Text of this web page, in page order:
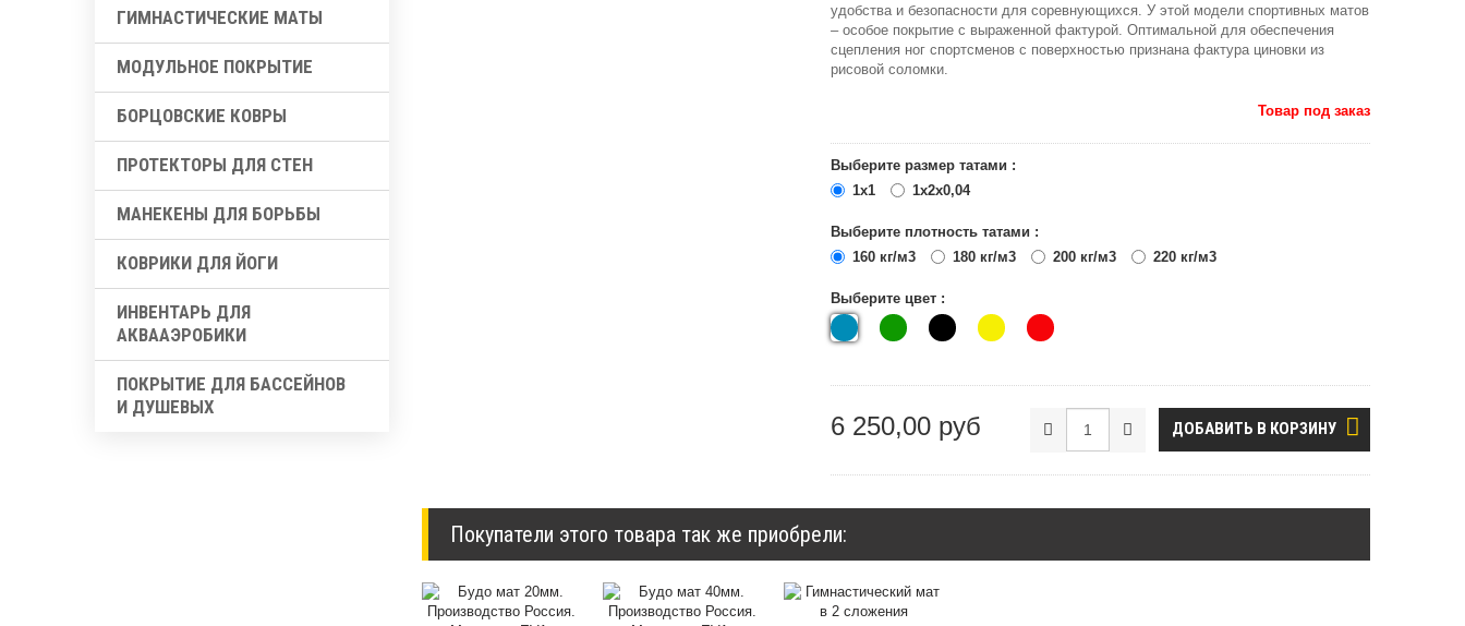
ГИМНАСТИЧЕСКИЕ МАТЫ
МОДУЛЬНОЕ ПОКРЫТИЕ
БОРЦОВСКИЕ КОВРЫ
ПРОТЕКТОРЫ ДЛЯ СТЕН
МАНЕКЕНЫ ДЛЯ БОРЬБЫ
КОВРИКИ ДЛЯ ЙОГИ
ИНВЕНТАРЬ ДЛЯ
АКВААЭРОБИКИ
ПОКРЫТИЕ ДЛЯ БАССЕЙНОВ
И ДУШЕВЫХ
удобства и безопасности для соревнующихся. У этой модели спортивных матов
– особое покрытие с выраженной фактурой. Оптимальной для обеспечения
сцепления ног спортсменов с поверхностью признана фактура циновки из
рисовой соломки.
Товар под заказ
Выберите размер татами :
1х1
1х2х0,04
Выберите плотность татами :
160 кг/м3
180 кг/м3 200 кг/м3 220 кг/м3
Выберите цвет :
6 250,00 руб ДОБАВИТЬ В КОРЗИНУ
Покупатели этого товара так же приобрели: